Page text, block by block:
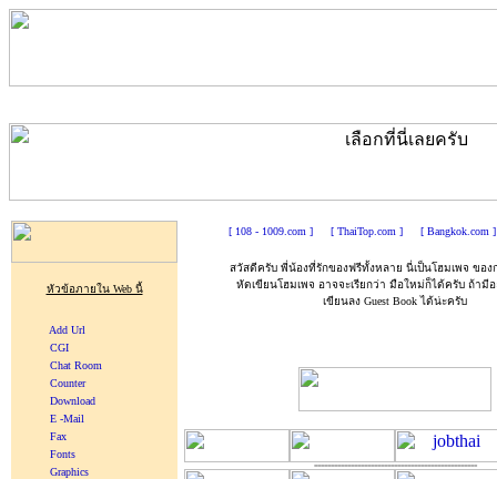
หัวข้อภายใน Web นี้
Add Url
CGI
Chat Room
Counter
Download
E -Mail
Fax
Fonts
Graphics
[ 108 - 1009.com ] [ ThaiTop.com ] [ Bangkok.com ]
สวัสดีครับ พี่น้องที่รักของฟรีทั้งหลาย นี่เป็นโฮมเพจ ของ
หัดเขียนโฮมเพจ อาจจะเรียกว่า มือใหม่ก็ได้ครับ ถ้ามี
เขียนลง Guest Book ได้น่ะครับ
=================================================